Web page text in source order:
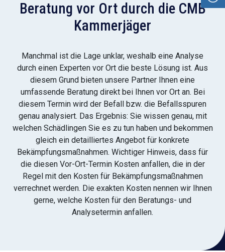
Beratung vor Ort durch die CMB
Kammerjäger
Manchmal ist die Lage unklar, weshalb eine Analyse
durch einen Experten vor Ort die beste Lösung ist. Aus
diesem Grund bieten unsere Partner Ihnen eine
umfassende Beratung direkt bei Ihnen vor Ort an. Bei
diesem Termin wird der Befall bzw. die Befallsspuren
genau analysiert. Das Ergebnis: Sie wissen genau, mit
welchen Schädlingen Sie es zu tun haben und bekommen
gleich ein detailliertes Angebot für konkrete
Bekämpfungsmaßnahmen. Wichtiger Hinweis, dass für
die diesen Vor-Ort-Termin Kosten anfallen, die in der
Regel mit den Kosten für Bekämpfungsmaßnahmen
verrechnet werden. Die exakten Kosten nennen wir Ihnen
gerne, welche Kosten für den Beratungs- und
Analysetermin anfallen.